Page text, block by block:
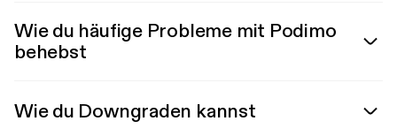
Wie du häufige Probleme mit Podimo
behebst
Wie du Downgraden kannst